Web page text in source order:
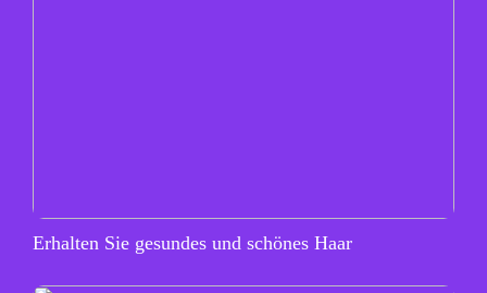
Erhalten Sie gesundes und schönes Haar